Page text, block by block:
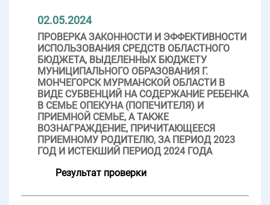
02.05.2024
ПРОВЕРКА ЗАКОННОСТИ И ЭФФЕКТИВНОСТИ
ИСПОЛЬЗОВАНИЯ СРЕДСТВ ОБЛАСТНОГО
БЮДЖЕТА, ВЫДЕЛЕННЫХ БЮДЖЕТУ
МУНИЦИПАЛЬНОГО ОБРАЗОВАНИЯ Г.
МОНЧЕГОРСК МУРМАНСКОЙ ОБЛАСТИ В
ВИДЕ СУБВЕНЦИЙ НА СОДЕРЖАНИЕ РЕБЕНКА
В СЕМЬЕ ОПЕКУНА (ПОПЕЧИТЕЛЯ) И
ПРИЕМНОЙ СЕМЬЕ, А ТАКЖЕ
ВОЗНАГРАЖДЕНИЕ, ПРИЧИТАЮЩЕЕСЯ
ПРИЕМНОМУ РОДИТЕЛЮ, ЗА ПЕРИОД 2023
ГОД И ИСТЕКШИЙ ПЕРИОД 2024 ГОДА
Результат проверки